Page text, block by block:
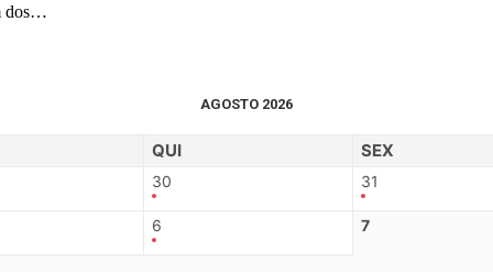
dos…
AGOSTO 2026
QUI SEX
30 31
6 7